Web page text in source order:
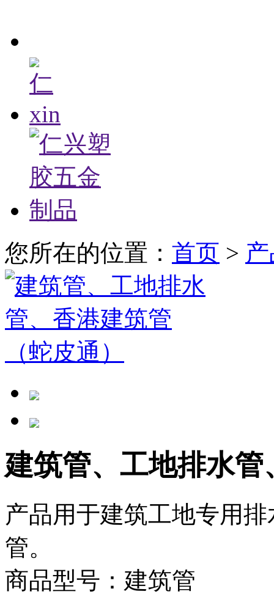
您所在的位置： 首页 >
建筑管、工地排水
产品用于建筑工地专用
管。
商品型号：建筑管